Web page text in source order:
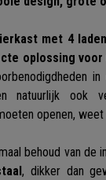
met 4 laden
oplossing voor
natuurlijk ook
openen,
behoud van de
, dikker dan